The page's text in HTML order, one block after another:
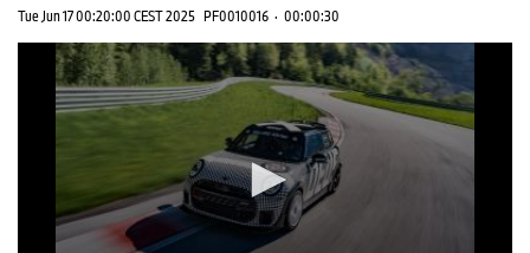
Tue Jun 17 00:20:00 CEST 2025 PF0010016 · 00:00:30